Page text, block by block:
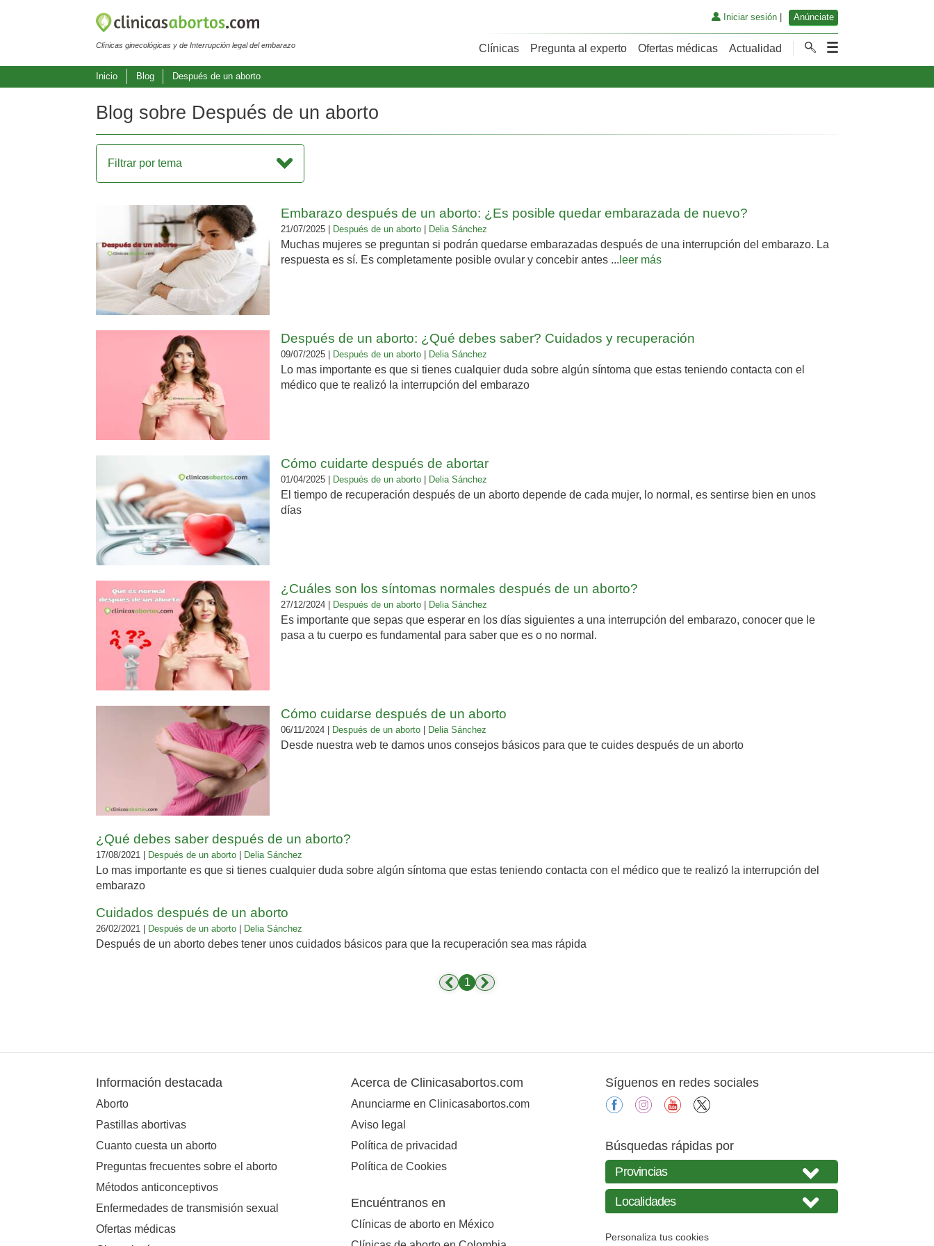
Clínicas ginecológicas y de Interrupción legal del embarazo
Iniciar sesión| Anúnciate
Clínicas Pregunta al experto Ofertas médicas Actualidad
Inicio Blog Después de un aborto
Blog sobre Después de un aborto
Filtrar por tema
Embarazo después de un aborto: ¿Es posible quedar embarazada de nuevo?
21/07/2025 | Después de un aborto Delia Sánchez
Muchas mujeres se preguntan si podrán quedarse embarazadas después de una interrupción del embarazo. La
respuesta es sí. Es completamente posible ovular y concebir antes ... leer más
Después de un aborto: ¿Qué debes saber? Cuidados y recuperación
09/07/2025 | Después de un aborto Delia Sánchez
Lo mas importante es que si tienes cualquier duda sobre algún síntoma que estas teniendo contacta con el
médico que te realizó la interrupción del embarazo
Cómo cuidarte después de abortar
01/04/2025 | Después de un aborto Delia Sánchez
El tiempo de recuperación después de un aborto depende de cada mujer, lo normal, es sentirse bien en unos
días
¿Cuáles son los síntomas normales después de un aborto?
27/12/2024 | Después de un aborto Delia Sánchez
Es importante que sepas que esperar en los días siguientes a una interrupción del embarazo, conocer que le
pasa a tu cuerpo es fundamental para saber que es o no normal.
Cómo cuidarse después de un aborto
06/11/2024 | Después de un aborto Delia Sánchez
Desde nuestra web te damos unos consejos básicos para que te cuides después de un aborto
¿Qué debes saber después de un aborto?
17/08/2021 | Después de un aborto Delia Sánchez
Lo mas importante es que si tienes cualquier duda sobre algún síntoma que estas teniendo contacta con el médico que te realizó la interrupción del
embarazo
Cuidados después de un aborto
26/02/2021 | Después de un aborto Delia Sánchez
Después de un aborto debes tener unos cuidados básicos para que la recuperación sea mas rápida
1
Información destacada
Aborto
Pastillas abortivas
Cuanto cuesta un aborto
Preguntas frecuentes sobre el aborto
Métodos anticonceptivos
Enfermedades de transmisión sexual
Ofertas médicas
Acerca de Clinicasabortos.com
Anunciarme en Clinicasabortos.com
Aviso legal
Política de privacidad
Política de Cookies
Encuéntranos en
Clínicas de aborto en México
Síguenos en redes sociales
facebookinstagramyoutube
Búsquedas rápidas por
Personaliza tus cookies